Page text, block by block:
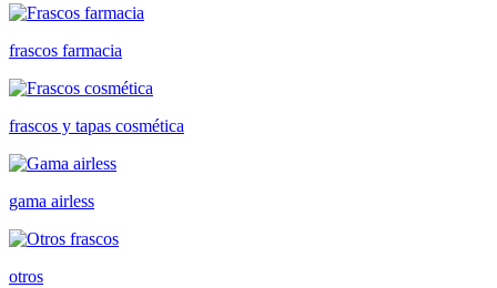
frascos farmacia
frascos y tapas cosmética
gama airless
otros